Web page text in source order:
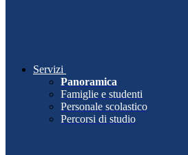
Servizi
Panoramica
Famiglie e studenti
Personale scolastico
Percorsi di studio